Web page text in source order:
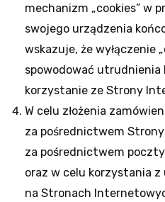
mechanizm „cookies” w
swojego urządzenia
wskazuje, że wyłączenie
spowodować utrudnienia
korzystanie ze Strony
W celu złożenia
za pośrednictwem
za pośrednictwem
oraz w celu korzystania z
na Stronach